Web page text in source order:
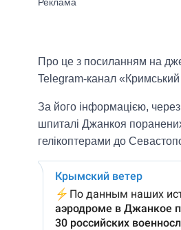
Про це з посиланням на
Telegram-канал «Кримський
За його інформацією,
шпиталі Джанкоя
гелікоптерами до